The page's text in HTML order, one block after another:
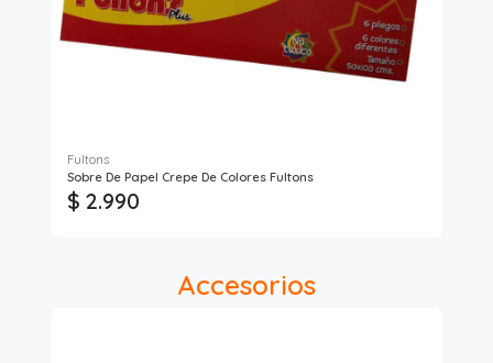
Fultons
Sobre De Papel Crepe De Colores Fultons
$ 2.990
Accesorios